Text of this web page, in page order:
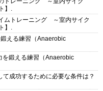
】.
ムトレーニング ～室内サイク
】.
える練習（Anaerobic
鍛える練習（Anaerobic
成功するために必要な条件は？